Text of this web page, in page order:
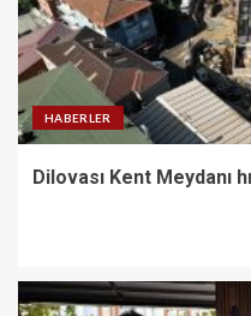
HABERLER
Dilovası Kent Meydanı